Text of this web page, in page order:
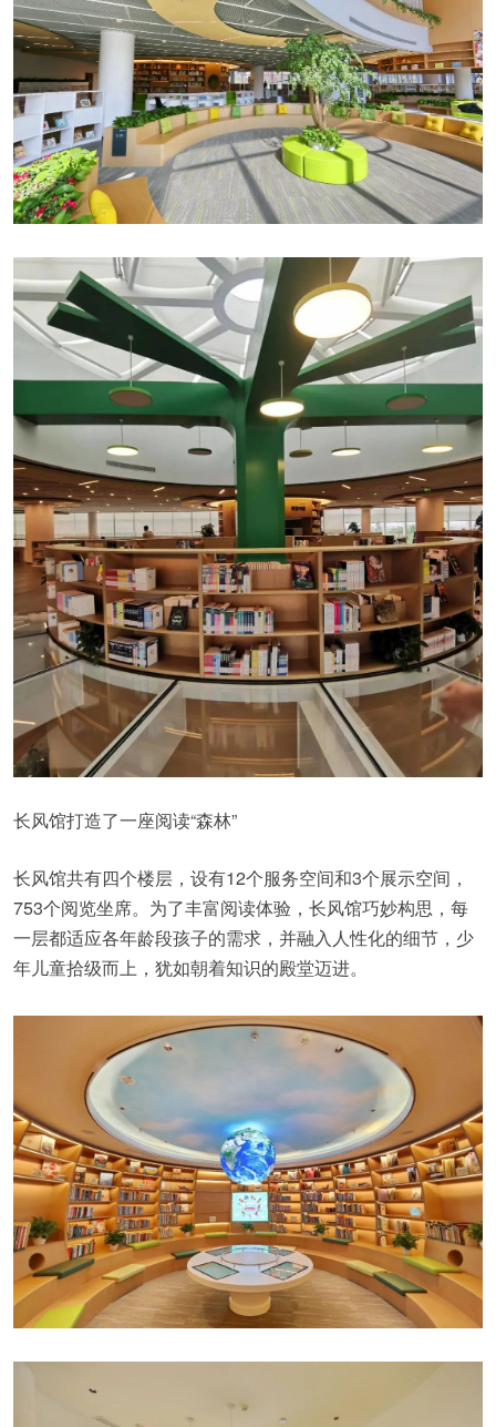
长风馆打造了一座阅读“森林”
长风馆共有四个楼层，设有12个服务空间和3个展示空间，
753个阅览坐席。为了丰富阅读体验，长风馆巧妙构思，每
一层都适应各年龄段孩子的需求，并融入人性化的细节，少
年儿童拾级而上，犹如朝着知识的殿堂迈进。